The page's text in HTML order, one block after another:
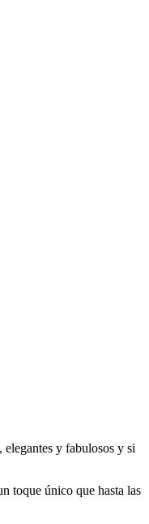
elegantes y fabulosos y si
toque único que hasta las